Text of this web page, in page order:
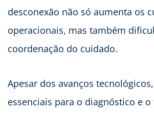
desconexão não só aumenta os
operacionais, mas também
coordenação do cuidado.
Apesar dos avanços
essenciais para o diagnóstico e